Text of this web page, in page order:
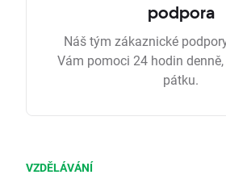
podpora
Náš tým zákaznické
Vám pomoci 24 hodin
pátku.
VZDĚLÁVÁNÍ